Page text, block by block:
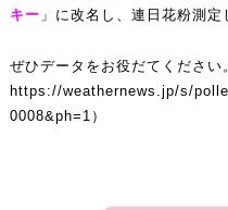
キー 」に改名し、連日花粉測定
ぜひデータをお役だてください
https://weathernews.jp/s/
0008&ph=1 ）